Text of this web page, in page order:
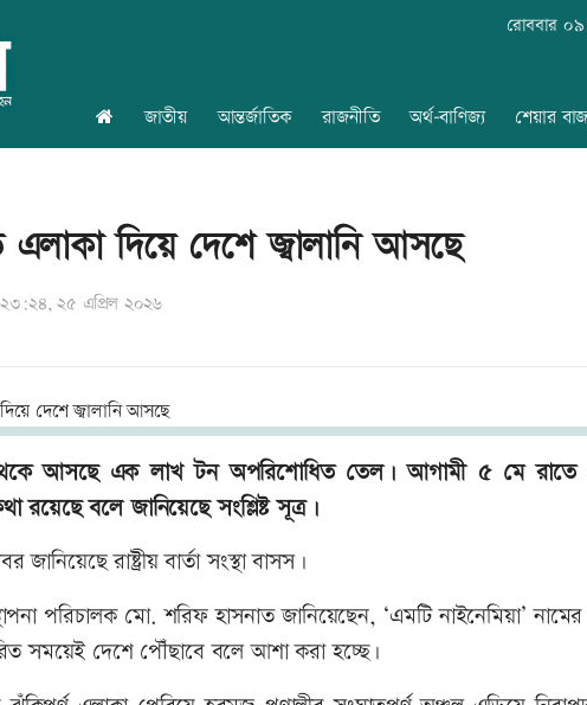
রোববার
জাতীয় আন্তর্জাতিক রাজনীতি অর্থ-বাণিজ্য শেয়ার
দিয়ে দেশে জ্বালানি আসছে
২৫ এপ্রিল ২০২৬
আসছে এক লাখ টন অপরিশোধিত তেল। আগামী ৫ মে রাতে
রয়েছে বলে জানিয়েছে সংশ্লিষ্ট সূত্র।
রাষ্ট্রীয় বার্তা সংস্থা বাসস।
পরিচালক মো. শরিফ হাসনাত জানিয়েছেন, ‘এমটি নাইনেমিয়া’
সময়েই দেশে পৌঁছাবে বলে আশা করা হচ্ছে।